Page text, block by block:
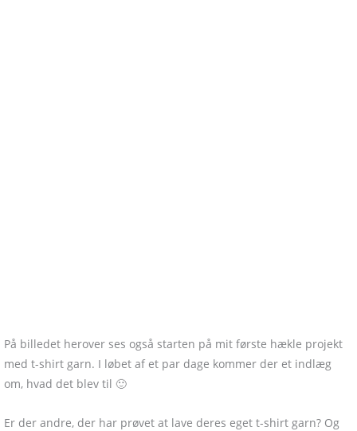
På billedet herover ses også starten på mit første hækle projekt
med t-shirt garn. I løbet af et par dage kommer der et indlæg
om, hvad det blev til 🙂
Er der andre, der har prøvet at lave deres eget t-shirt garn? Og